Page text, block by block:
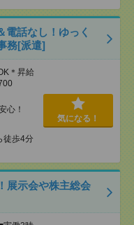
電話なし！ゆっく
務[派遣]
＊昇給
心！
徒歩4分
気になる！
展示会や株主総会